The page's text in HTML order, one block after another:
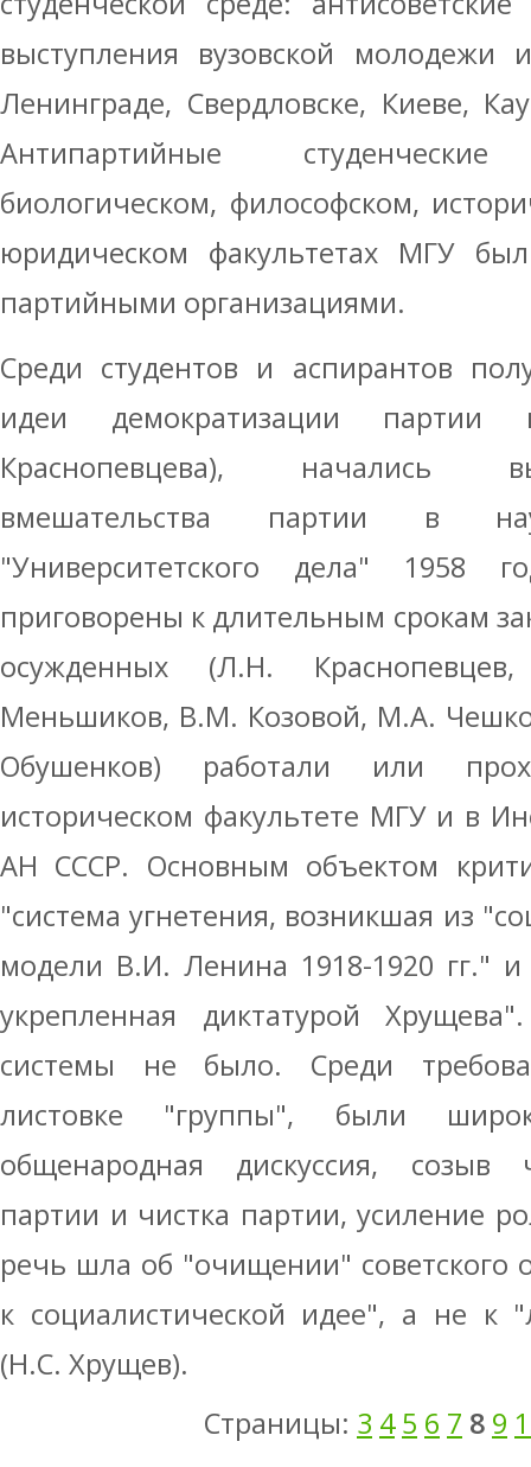
выступления вузовской
Ленинграде, Свердловске, Киеве,
Антипартийные
биологическом, философском,
юридическом факультетах МГУ
партийными организациями.
Среди студентов и аспирантов
идеи демократизации партии
Краснопевцева), начались
вмешательства партии в
"Университетского дела" 1958
приговорены к длительным срокам
осужденных (Л.Н.
Меньшиков, В.М. Козовой, М.А.
Обушенков) работали или
историческом факультете МГУ и в
АН СССР. Основным объектом
"система угнетения, возникшая из
модели В.И. Ленина 1918-1920 гг."
укрепленная диктатурой
системы не было. Среди
листовке "группы", были
общенародная дискуссия, созыв
партии и чистка партии, усиление
речь шла об "очищении" советского
к социалистической идее", а не к
(Н.С. Хрущев).
Страницы: 3 4 5 6 7 8 9